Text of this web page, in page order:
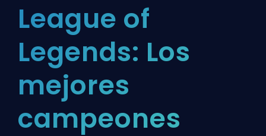
League of
Legends: Los
mejores
campeones